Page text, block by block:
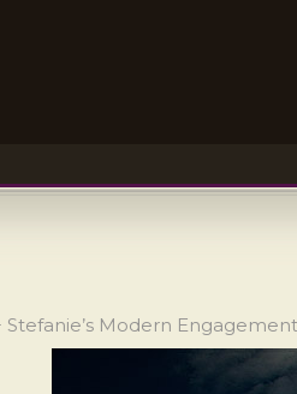
Stefanie’s Modern